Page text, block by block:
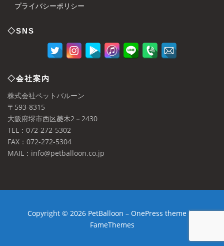
プライバシーポリシー
◇SNS
◇会社案内
株式会社ペットバルーン
〒593-8315
大阪府堺市西区菱木2－2430
TEL：072-272-5302
FAX：072-272-5304
MAIL：info@petballoon.co.jp
Copyright © 2026 PetBalloon – OnePress theme by
FameThemes